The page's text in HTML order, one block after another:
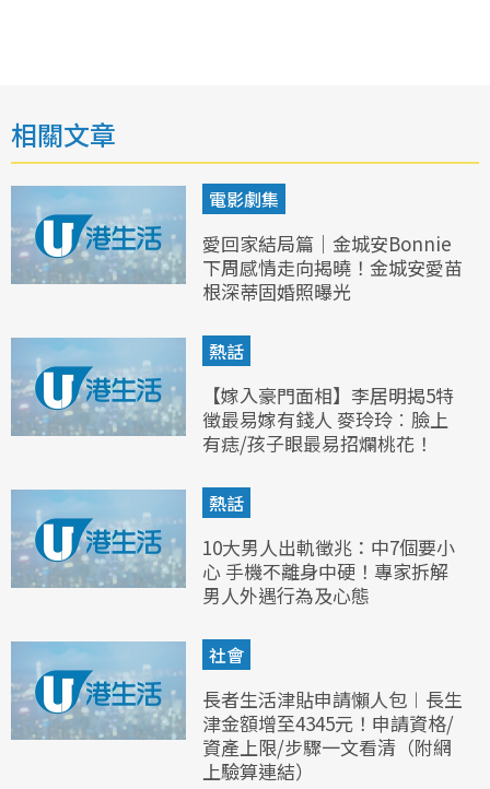
相關文章
電影劇集
愛回家結局篇｜金城安Bonnie
下周感情走向揭曉！金城安愛苗
根深蒂固婚照曝光
熱話
【嫁入豪門面相】李居明揭5特
徵最易嫁有錢人 麥玲玲︰臉上
有痣/孩子眼最易招爛桃花！
熱話
10大男人出軌徵兆：中7個要小
心 手機不離身中硬！專家拆解
男人外遇行為及心態
社會
長者生活津貼申請懶人包︱長生
津金額增至4345元！申請資格/
資產上限/步驟一文看清（附網
上驗算連結）